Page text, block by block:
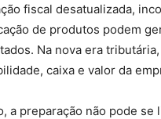
fiscal desatualizada,
de produtos podem
Na nova era
caixa e valor da
a preparação não pode